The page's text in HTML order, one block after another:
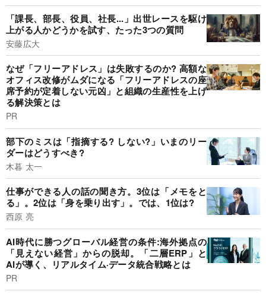
「課長、部長、役員、社長...」出世レースを駆け
上がる人かどうかを試す、たった3つの質問
安藤広大
なぜ「フリーアドレス」は失敗するのか? 高額な
オフィス改修がムダになる「フリーアドレスの座
席予約が定着しない元凶」と組織の生産性を上げ
る解決策とは
PR
部下のミスは「指摘する? しない?」いまのリー
ダーはどうすべき?
木暮 太一
仕事ができる人の話の聞き方。3位は「メモをと
る」。2位は「身を乗り出す」。では、1位は?
西原 亮
AI時代に勝つグローバル経営の条件:海外拠点の
「見えない経営」からの脱却。「二層ERP」と
AIが導く、リアルタイム·データ統合戦略とは
PR